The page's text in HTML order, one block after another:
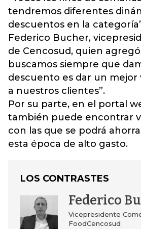
tendremos diferentes
descuentos en la
Federico Bucher,
de Cencosud, quien
buscamos siempre que
descuento es dar un mejor
a nuestros clientes”.
Por su parte, en el portal
también puede encontrar
con las que se podrá
esta época de alto gasto.
LOS CONTRASTES
Federico
Vicepresidente
Food‎Cencosud